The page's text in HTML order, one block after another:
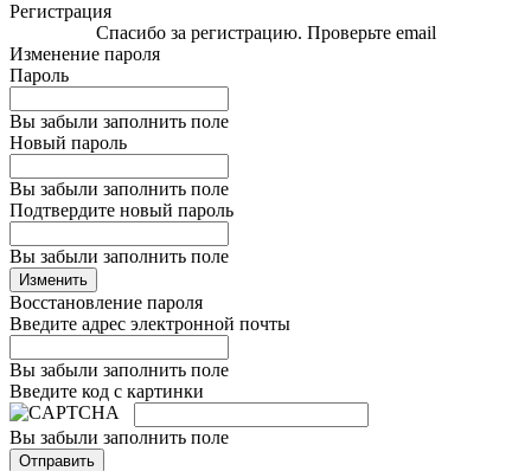
Регистрация
Спасибо за регистрацию. Проверьте email
Изменение пароля
Пароль
Вы забыли заполнить поле
Новый пароль
Вы забыли заполнить поле
Подтвердите новый пароль
Вы забыли заполнить поле
Изменить
Восстановление пароля
Введите адрес электронной почты
Вы забыли заполнить поле
Введите код с картинки
Вы забыли заполнить поле
Отправить